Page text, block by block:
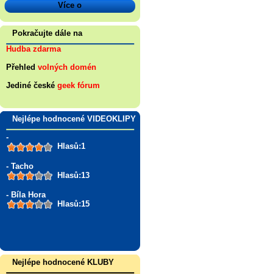
Více o
Pokračujte dále na
Hudba zdarma
Přehled volných domén
Jediné české geek fórum
Nejlépe hodnocené VIDEOKLIPY
-
Hlasů:1
- Tacho
Hlasů:13
- Bíla Hora
Hlasů:15
Nejlépe hodnocené KLUBY